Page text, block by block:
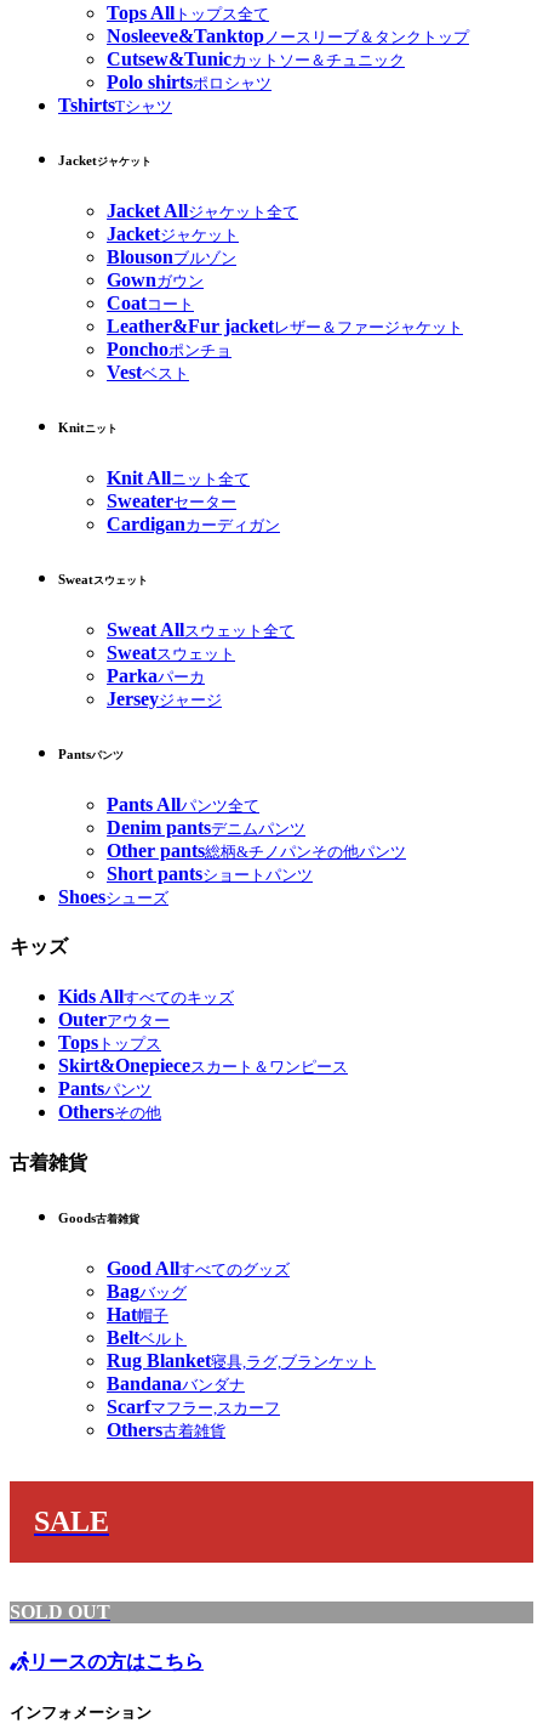
Tops All トップス全て
Nosleeve&Tanktop ノースリーブ＆タンクトップ
Cutsew&Tunicカットソー＆チュニック
Polo shirtsポロシャツ
TshirtsTシャツ
Jacketジャケット
Jacket Allジャケット全て
Jacketジャケット
Blousonブルゾン
Gownガウン
Coatコート
Leather&Fur jacketレザー＆ファージャケット
Ponchoポンチョ
Vestベスト
Knitニット
Knit Allニット全て
Sweaterセーター
Cardiganカーディガン
Sweatスウェット
Sweat Allスウェット全て
Sweatスウェット
Parkaパーカ
Jerseyジャージ
Pantsパンツ
Pants Allパンツ全て
Denim pantsデニムパンツ
Other pants総柄&チノパンその他パンツ
Short pantsショートパンツ
Shoesシューズ
キッズ
Kids Allすべてのキッズ
Outerアウター
Tops トップス
Skirt&Onepieceスカート＆ワンピース
Pantsパンツ
Othersその他
古着雑貨
Goods古着雑貨
Good Allすべてのグッズ
Bagバッグ
Hat帽子
Beltベルト
Rug Blanket寝具,ラグ,ブランケット
Bandanaバンダナ
Scarfマフラー,スカーフ
Others古着雑貨
SALE
SOLD OUT
リースの方はこちら
インフォメーション